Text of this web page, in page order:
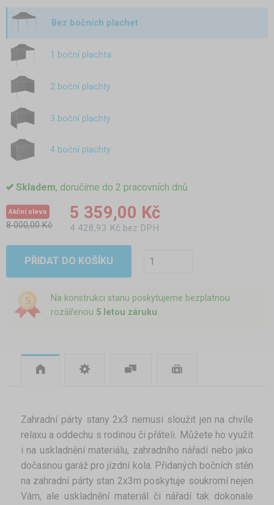
Bez bočních plachet
1 boční plachta
2 boční plachty
3 boční plachty
4 boční plachty
Skladem, doručíme do 2 pracovních dnů
Akční sleva
8 000,00 Kč
5 359,00 Kč
4 428,93 Kč bez DPH
PŘIDAT DO KOŠÍKU
Na konstrukci stanu poskytujeme bezplatnou
rozšířenou 5 letou záruku.
Zahradní párty stany 2x3 nemusí sloužit jen na chvíle
relaxu a oddechu s rodinou či přáteli. Můžete ho využít
i na uskladnění materiálu, zahradního nářadí nebo jako
dočasnou garáž pro jízdní kola. Přidaných bočních stěn
na zahradní párty stan 2x3m poskytuje soukromí nejen
Vám, ale uskladnění materiál či nářadí tak dokonale